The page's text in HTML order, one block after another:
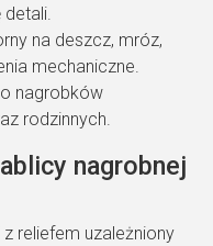
detali.
na deszcz, mróz,
mechaniczne.
nagrobków
rodzinnych.
nagrobnej
reliefem uzależniony